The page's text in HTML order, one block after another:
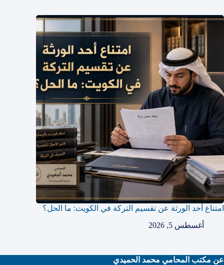
امتناع أحد الورثة عن تقسيم التركة في الكويت: ما الحل؟
أغسطس 5, 2026
عن مكتب المحامي محمد الحميدي